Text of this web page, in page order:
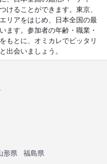
けることができます。東京、
リアをはじめ、日本全国の最
ます。参加者の年齢・職業・
もとに、オミカレでピッタリ
出会いましょう。
形県
福島県